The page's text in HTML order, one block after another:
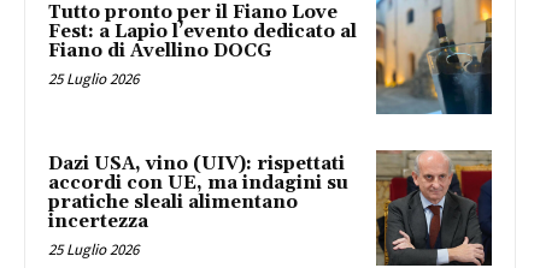
Tutto pronto per il Fiano Love
Fest: a Lapio l’evento dedicato al
Fiano di Avellino DOCG
25 Luglio 2026
Dazi USA, vino (UIV): rispettati
accordi con UE, ma indagini su
pratiche sleali alimentano
incertezza
25 Luglio 2026